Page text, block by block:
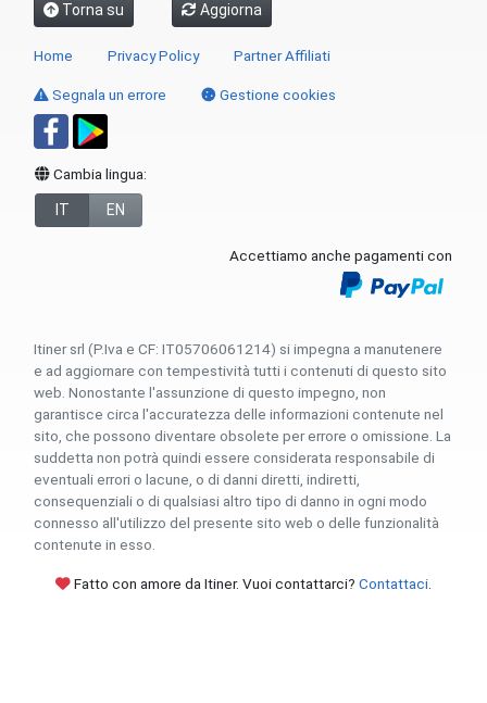
Torna su Aggiorna
Home Privacy Policy Partner Affiliati
Segnala un errore Gestione cookies
Cambia lingua:
IT EN
Accettiamo anche pagamenti con
Itiner srl (P.Iva e CF: IT05706061214) si impegna a manutenere
e ad aggiornare con tempestività tutti i contenuti di questo sito
web. Nonostante l'assunzione di questo impegno, non
garantisce circa l'accuratezza delle informazioni contenute nel
sito, che possono diventare obsolete per errore o omissione. La
suddetta non potrà quindi essere considerata responsabile di
eventuali errori o lacune, o di danni diretti, indiretti,
consequenziali o di qualsiasi altro tipo di danno in ogni modo
connesso all'utilizzo del presente sito web o delle funzionalità
contenute in esso.
Fatto con amore da Itiner. Vuoi contattarci? Contattaci.